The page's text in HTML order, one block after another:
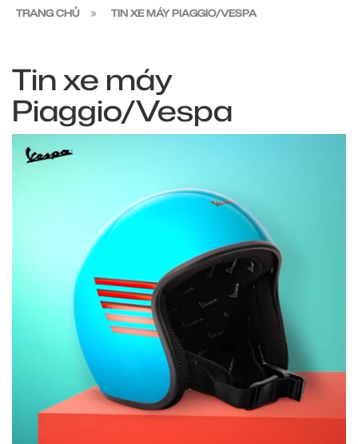
TRANG CHỦ TIN XE MÁY PIAGGIO/VESPA
Tin xe máy
Piaggio/Vespa